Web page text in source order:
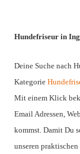
Hundefriseur in
Deine Suche nach
Kategorie
Mit einem Klick
Email Adressen,
kommst. Damit Du
unseren